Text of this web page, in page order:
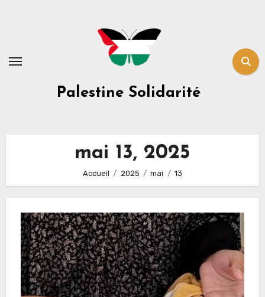
Palestine Solidarité
mai 13, 2025
Accueil 2025 mai 13